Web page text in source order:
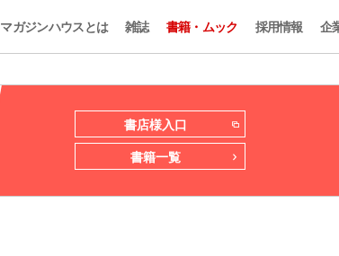
マガジンハウスとは 雑誌 書籍・ムック 採用情報 企
書店様入口
書籍一覧